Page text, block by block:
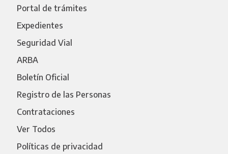
Portal de trámites
Expedientes
Seguridad Vial
ARBA
Boletín Oficial
Registro de las Personas
Contrataciones
Ver Todos
Políticas de privacidad